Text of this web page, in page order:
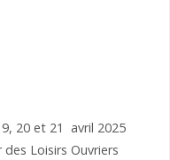
20 et 21 avril 2025
Loisirs Ouvriers